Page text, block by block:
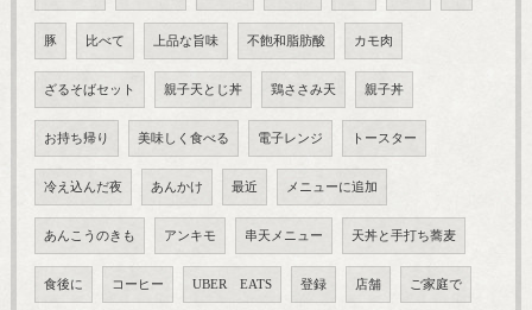
豚 比べて 上品な旨味 不飽和脂肪酸 カモ肉
ざるそばセット 親子天とじ丼 鶏ささみ天 親子丼
お持ち帰り 美味しく食べる 電子レンジ トースター
冷え込んだ夜 あんかけ 最近 メニューに追加
あんこうのきも アンキモ 串天メニュー 天丼と手打ち蕎麦
食後に コーヒー UBER EATS 登録 店舗 ご家庭で